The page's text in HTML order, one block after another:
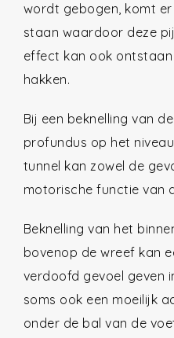
wordt gebogen, komt
staan waardoor deze
effect kan ook
hakken.
Bij een beknelling van
profundus op het
tunnel kan zowel de
motorische functie van
Beknelling van het
bovenop de wreef kan
verdoofd gevoel geven
soms ook een moeilijk
onder de bal van de